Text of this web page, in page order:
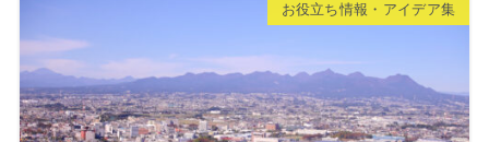
お役立ち情報・アイデア集